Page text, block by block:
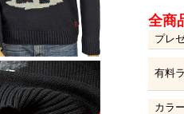
全商
プレ
有料
カラ